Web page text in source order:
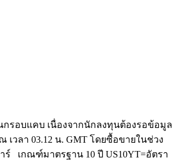
รอบแคบ เนื่องจากนักลงทุนต้องรอข้อมูล
วลา 03.12 น. GMT โดยซื้อขายในช่วง
ร์ เกณฑ์มาตรฐาน 10 ปี US10YT=อัตรา